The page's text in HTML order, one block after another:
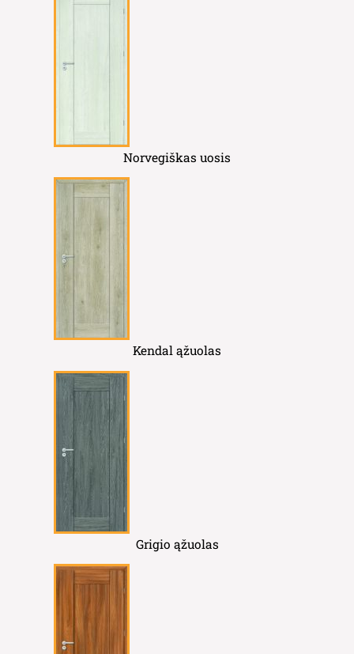
Norvegiškas uosis
Kendal ąžuolas
Grigio ąžuolas